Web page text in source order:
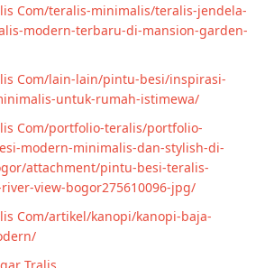
Com/teralis-minimalis/teralis-jendela-
modern-terbaru-di-mansion-garden-
Com/lain-lain/pintu-besi/inspirasi-
untuk-rumah-istimewa/
Com/portfolio-teralis/portfolio-
modern-minimalis-dan-stylish-di-
attachment/pintu-besi-teralis-
view-bogor275610096-jpg/
Com/artikel/kanopi/kanopi-baja-